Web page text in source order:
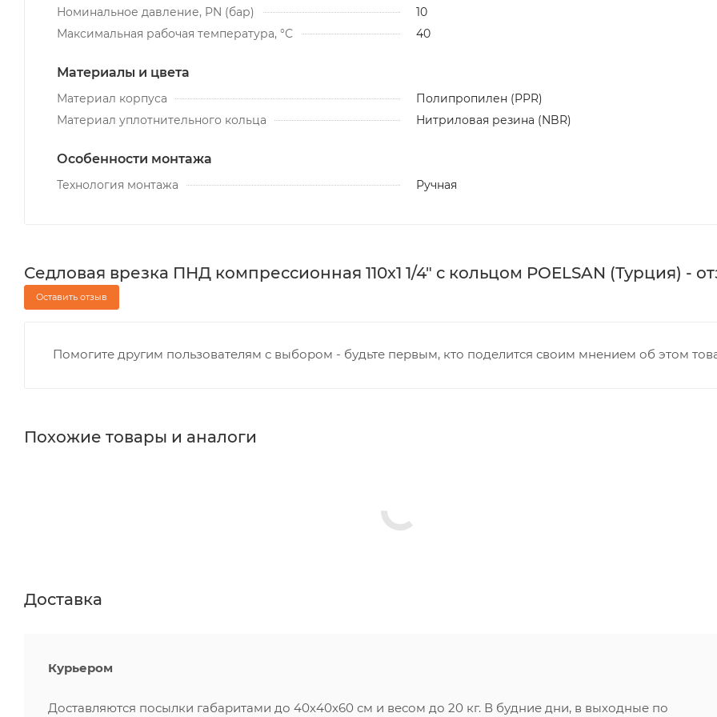
Номинальное давление, PN (бар)
10
Максимальная рабочая температура, °С
40
Материалы и цвета
Материал корпуса
Полипропилен (PPR)
Материал уплотнительного кольца
Нитриловая резина (NBR)
Особенности монтажа
Технология монтажа Ручная
Седловая врезка ПНД компрессионная 110х1 1/4" с кольцом POELSAN (Турция) -
Оставить отзыв
Помогите другим пользователям с выбором - будьте первым, кто поделится своим мнением об этом
Похожие товары и аналоги
Доставка
Курьером
Доставляются посылки габаритами до 40х40х60 см и весом до 20 кг. В будние дни, в выходные по